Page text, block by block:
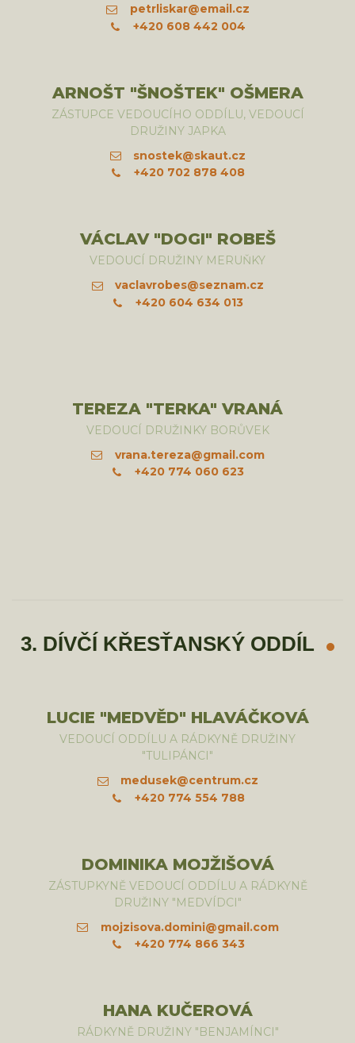
petrliskar@email.cz
+420 608 442 004
ARNOŠT "ŠNOŠTEK" OŠMERA
ZÁSTUPCE VEDOUCÍHO ODDÍLU, VEDOUCÍ
DRUŽINY JAPKA
snostek@skaut.cz
+420 702 878 408
VÁCLAV "DOGI" ROBEŠ
VEDOUCÍ DRUŽINY MERUŇKY
vaclavrobes@seznam.cz
+420 604 634 013
TEREZA "TERKA" VRANÁ
VEDOUCÍ DRUŽINKY BORŮVEK
vrana.tereza@gmail.com
+420 774 060 623
3. DÍVČÍ KŘESŤANSKÝ ODDÍL
LUCIE "MEDVĚD" HLAVÁČKOVÁ
VEDOUCÍ ODDÍLU A RÁDKYNĚ DRUŽINY
"TULIPÁNCI"
medusek@centrum.cz
+420 774 554 788
DOMINIKA MOJŽIŠOVÁ
ZÁSTUPKYNĚ VEDOUCÍ ODDÍLU A RÁDKYNĚ
DRUŽINY "MEDVÍDCI"
mojzisova.domini@gmail.com
+420 774 866 343
HANA KUČEROVÁ
RÁDKYNĚ DRUŽINY "BENJAMÍNCI"